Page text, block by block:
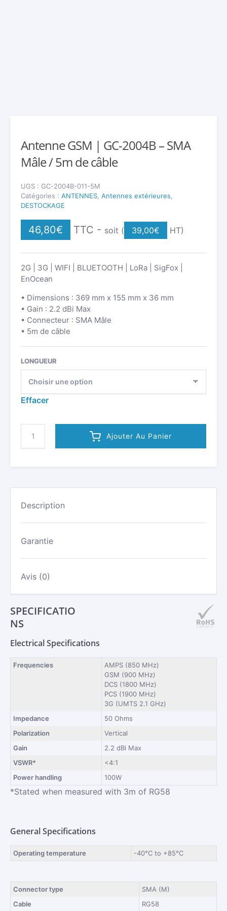
Antenne GSM | GC-2004B – SMA
Mâle / 5m de câble
46,80€ TTC - soit ( 39,00€ HT)
2G | 3G | WIFI | BLUETOOTH | LoRa | SigFox |
EnOcean
• Dimensions : 369 mm x 155 mm x 36 mm
• Gain : 2.2 dBi Max
• Connecteur : SMA Mâle
• 5m de câble
LONGUEUR
Effacer
ANTENNE
SMA
/
DE
Ajouter Au Panier
UGS : GC-2004B-011-5M
Catégories : ANTENNES Antennes extérieures
DESTOCKAGE
Description
Garantie
Avis (0)
SPECIFICATIO
NS
Electrical Specifications
Frequencies
AMPS (850 MHz)
GSM (900 MHz)
DCS (1800 MHz)
PCS (1900 MHz)
3G (UMTS 2.1 GHz)
Impedance
50 Ohms
Polarization
Vertical
Gain
2.2 dBi Max
VSWR*
<4:1
Power handling
100W
*Stated when measured with 3m of RG58
General Specifications
Operating temperature -40°C to +85°C
Connector type
SMA (M)
Cable
RG58